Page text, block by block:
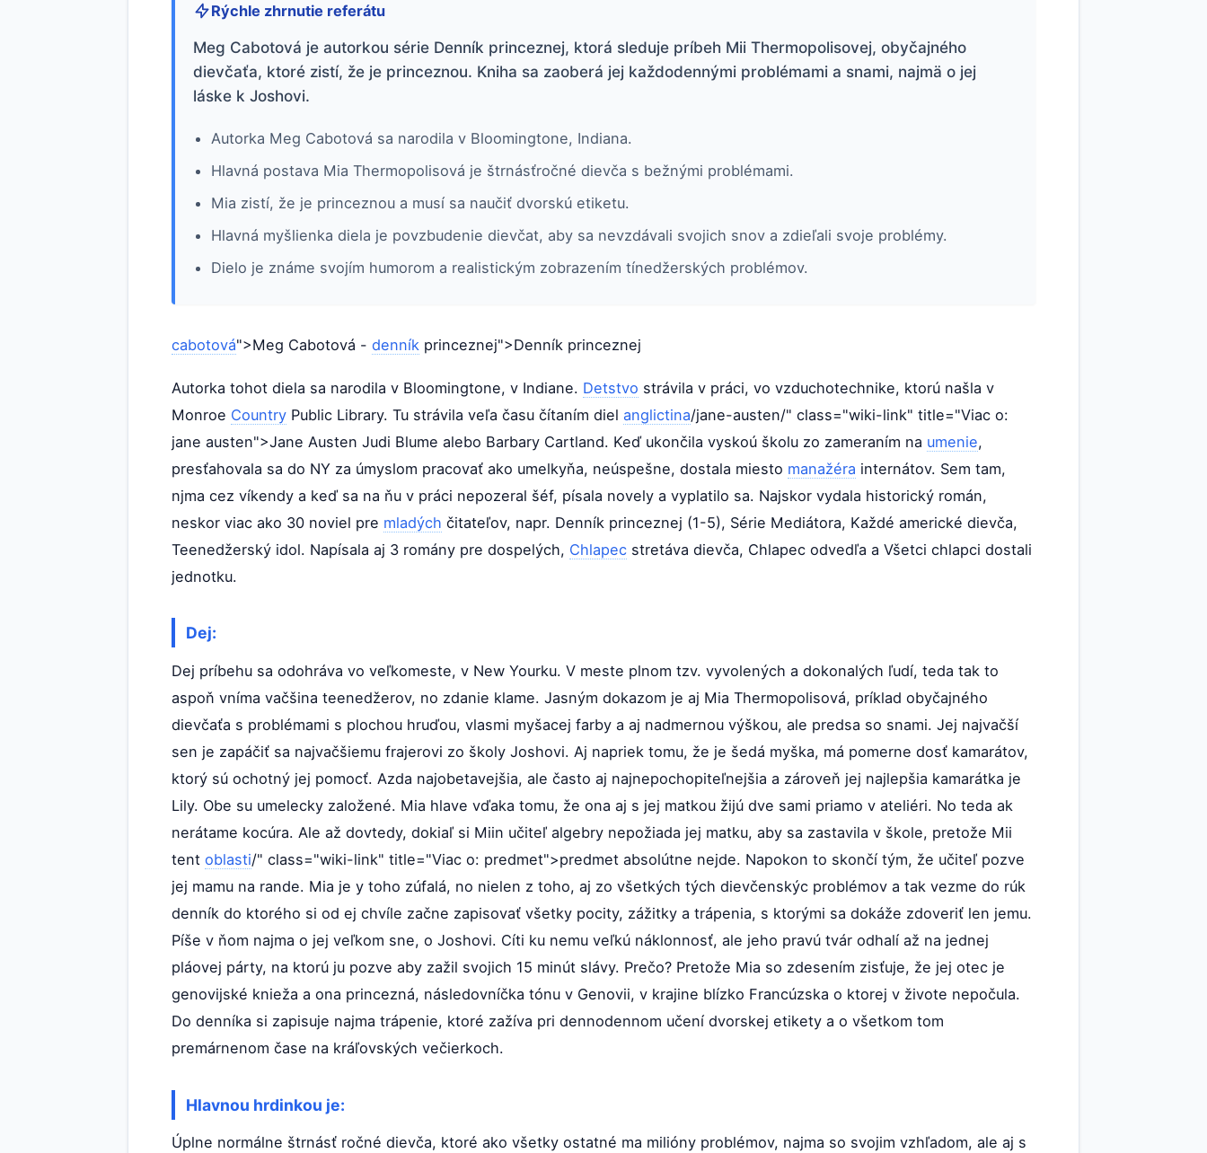
Rýchle zhrnutie referátu
Meg Cabotová je autorkou série Denník princeznej, ktorá sleduje príbeh Mii Thermopolisovej, obyčajného
dievčaťa, ktoré zistí, že je princeznou. Kniha sa zaoberá jej každodennými problémami a snami, najmä o jej
láske k Joshovi.
Autorka Meg Cabotová sa narodila v Bloomingtone, Indiana.
Hlavná postava Mia Thermopolisová je štrnásťročné dievča s bežnými problémami.
Mia zistí, že je princeznou a musí sa naučiť dvorskú etiketu.
Hlavná myšlienka diela je povzbudenie dievčat, aby sa nevzdávali svojich snov a zdieľali svoje problémy.
Dielo je známe svojím humorom a realistickým zobrazením tínedžerských problémov.
cabotová">Meg Cabotová - denník princeznej">Denník princeznej
Autorka tohot diela sa narodila v Bloomingtone, v Indiane. Detstvo strávila v práci, vo vzduchotechnike, ktorú našla v
Monroe Country Public Library. Tu strávila veľa času čítaním diel anglictina/jane-austen/" class="wiki-link" title="Viac o:
jane austen">Jane Austen Judi Blume alebo Barbary Cartland. Keď ukončila vyskoú školu zo zameraním na umenie,
presťahovala sa do NY za úmyslom pracovať ako umelkyňa, neúspešne, dostala miesto manažéra internátov. Sem tam,
njma cez víkendy a keď sa na ňu v práci nepozeral šéf, písala novely a vyplatilo sa. Najskor vydala historický román,
neskor viac ako 30 noviel pre mladých čitateľov, napr. Denník princeznej (1-5), Série Mediátora, Každé americké dievča,
Teenedžerský idol. Napísala aj 3 romány pre dospelých, Chlapec stretáva dievča, Chlapec odvedľa a Všetci chlapci dostali
jednotku.
Dej:
Dej príbehu sa odohráva vo veľkomeste, v New Yourku. V meste plnom tzv. vyvolených a dokonalých ľudí, teda tak to
aspoň vníma vačšina teenedžerov, no zdanie klame. Jasným dokazom je aj Mia Thermopolisová, príklad obyčajného
dievčaťa s problémami s plochou hruďou, vlasmi myšacej farby a aj nadmernou výškou, ale predsa so snami. Jej najvačší
sen je zapáčiť sa najvačšiemu frajerovi zo školy Joshovi. Aj napriek tomu, že je šedá myška, má pomerne dosť kamarátov,
ktorý sú ochotný jej pomocť. Azda najobetavejšia, ale často aj najnepochopiteľnejšia a zároveň jej najlepšia kamarátka je
Lily. Obe su umelecky založené. Mia hlave vďaka tomu, že ona aj s jej matkou žijú dve sami priamo v ateliéri. No teda ak
nerátame kocúra. Ale až dovtedy, dokiaľ si Miin učiteľ algebry nepožiada jej matku, aby sa zastavila v škole, pretože Mii
tent oblasti/" class="wiki-link" title="Viac o: predmet">predmet absolútne nejde. Napokon to skončí tým, že učiteľ pozve
jej mamu na rande. Mia je y toho zúfalá, no nielen z toho, aj zo všetkých tých dievčenskýc problémov a tak vezme do rúk
denník do ktorého si od ej chvíle začne zapisovať všetky pocity, zážitky a trápenia, s ktorými sa dokáže zdoveriť len jemu.
Píše v ňom najma o jej veľkom sne, o Joshovi. Cíti ku nemu veľkú náklonnosť, ale jeho pravú tvár odhalí až na jednej
pláovej párty, na ktorú ju pozve aby zažil svojich 15 minút slávy. Prečo? Pretože Mia so zdesením zisťuje, že jej otec je
genovijské knieža a ona princezná, následovníčka tónu v Genovii, v krajine blízko Francúzska o ktorej v živote nepočula.
Do denníka si zapisuje najma trápenie, ktoré zažíva pri dennodennom učení dvorskej etikety a o všetkom tom
premárnenom čase na kráľovských večierkoch.
Hlavnou hrdinkou je:
Úplne normálne štrnásť ročné dievča, ktoré ako všetky ostatné ma milióny problémov, najma so svojim vzhľadom, ale aj s